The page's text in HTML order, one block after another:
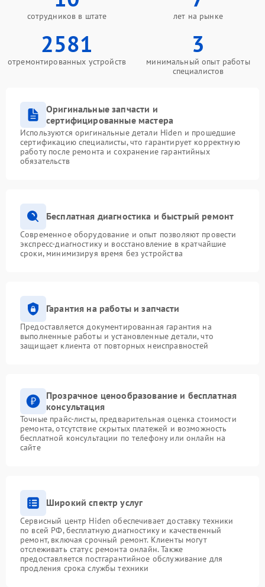
сотрудников в штате лет на рынке
2581
отремонтированных устройств
3
минимальный опыт работы
специалистов
Оригинальные запчасти и
сертифицированные мастера
Используются оригинальные детали Hiden и прошедшие
сертификацию специалисты, что гарантирует корректную
работу после ремонта и сохранение гарантийных
обязательств
Бесплатная диагностика и быстрый ремонт
Современное оборудование и опыт позволяют провести
экспресс-диагностику и восстановление в кратчайшие
сроки, минимизируя время без устройства
Гарантия на работы и запчасти
Предоставляется документированная гарантия на
выполненные работы и установленные детали, что
защищает клиента от повторных неисправностей
Прозрачное ценообразование и бесплатная
консультация
Точные прайс-листы, предварительная оценка стоимости
ремонта, отсутствие скрытых платежей и возможность
бесплатной консультации по телефону или онлайн на
сайте
Широкий спектр услуг
Сервисный центр Hiden обеспечивает доставку техники
по всей РФ, бесплатную диагностику и качественный
ремонт, включая срочный ремонт. Клиенты могут
отслеживать статус ремонта онлайн. Также
предоставляется постгарантийное обслуживание для
продления срока службы техники